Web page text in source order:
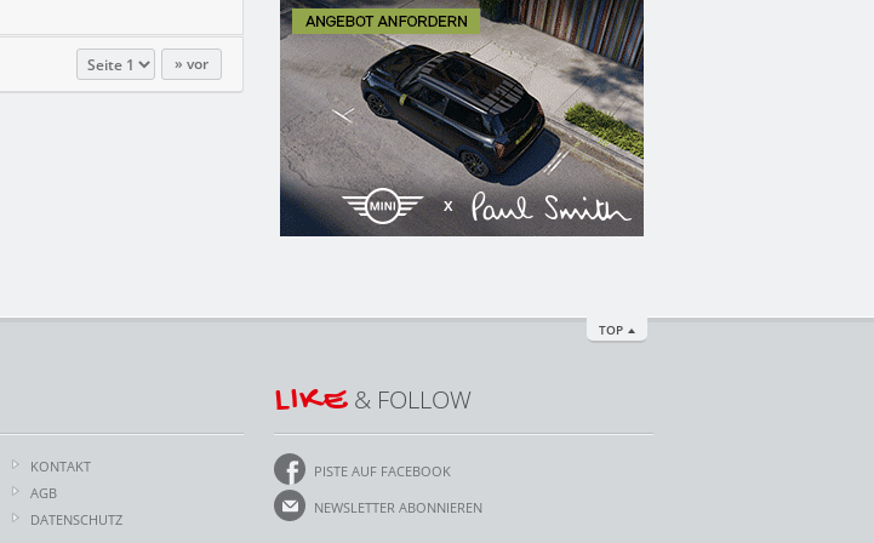
vor
TOP
KONTAKT
AGB
DATENSCHUTZ
LIKE& FOLLOW
PISTE AUF FACEBOOK
NEWSLETTER ABONNIEREN